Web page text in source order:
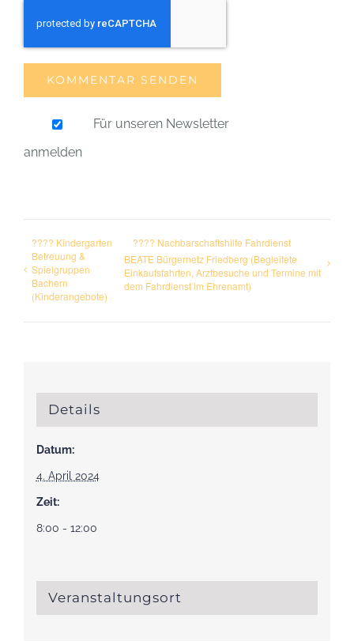
Für unseren Newsletter
anmelden
???? Kindergarten
Betreuung &
Spielgruppen
Bachern
(Kinderangebote)
???? Nachbarschaftshilfe Fahrdienst
BEATE Bürgernetz Friedberg (Begleitete
Einkaufsfahrten, Arztbesuche und Termine mit
dem Fahrdienst im Ehrenamt)
Details
Datum:
4. April 2024
Zeit:
8:00 - 12:00
Veranstaltungsort